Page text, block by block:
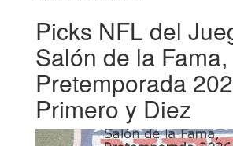
Picks NFL del
Salón de la Fama,
Pretemporada
Primero y Diez